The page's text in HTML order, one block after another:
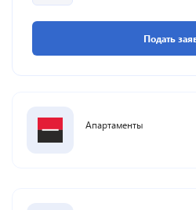
Подать
Апартаменты